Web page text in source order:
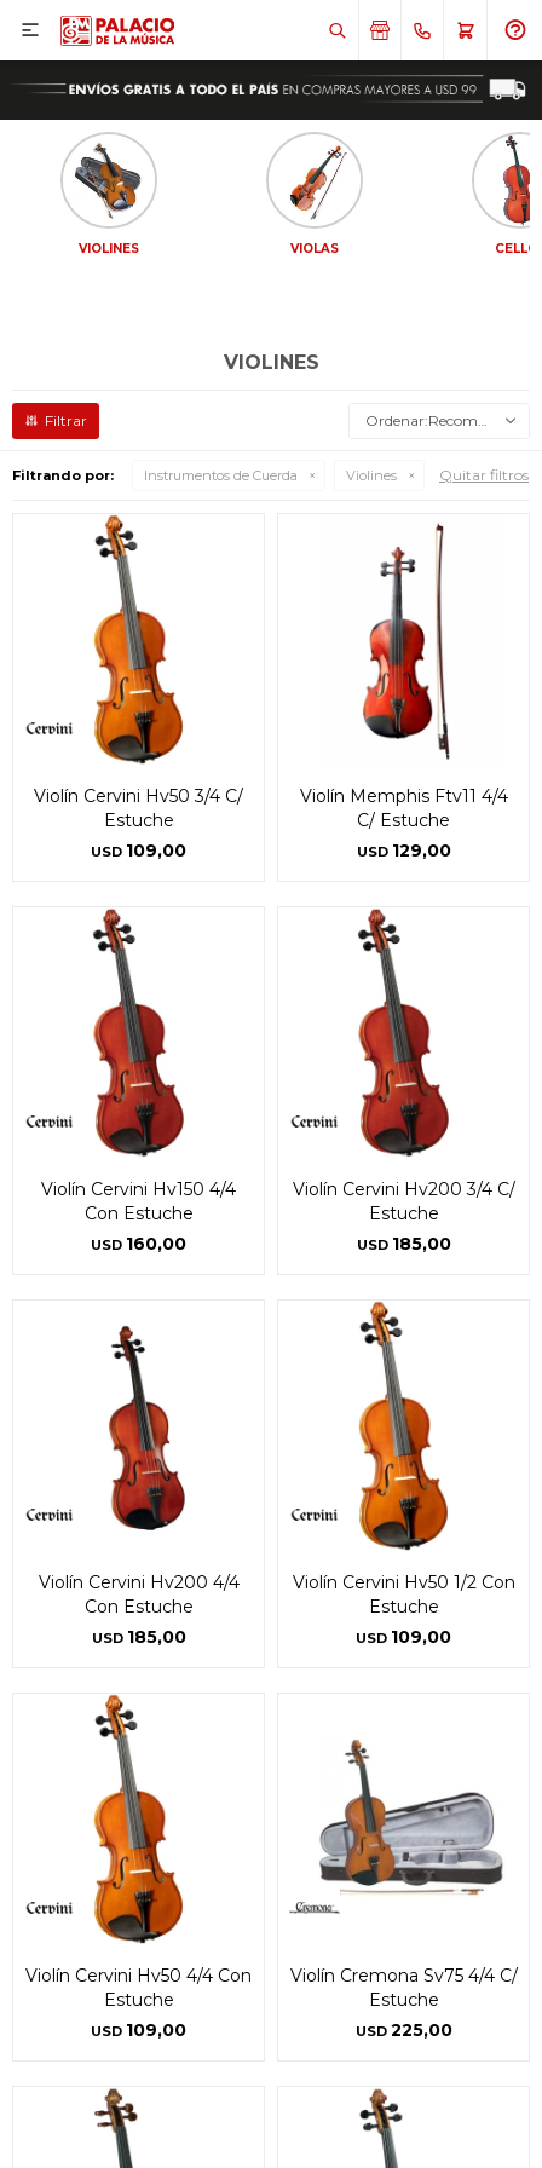

VIOLINES VIOLAS
VIOLINES
Recomendados
Filtrando por: Instrumentos de Cuerda Violines Quitar filtros
Violín Cervini Hv50 3/4 C/
Estuche
USD 109,00
Violín Memphis Ftv11 4/4
C/ Estuche
USD 129,00
Violín Cervini Hv150 4/4
Con Estuche
USD 160,00
Violín Cervini Hv200 3/4 C/
Estuche
USD 185,00
Violín Cervini Hv200 4/4
Con Estuche
USD 185,00
Violín Cervini Hv50 1/2 Con
Estuche
USD 109,00
Violín Cervini Hv50 4/4 Con
Estuche
USD 109,00
Violín Cremona Sv75 4/4 C/
Estuche
USD 225,00